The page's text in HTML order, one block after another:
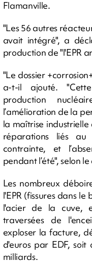
Flamanville.
"Les 56 autres
avait intégré", a
production de "l'EPR
"Le dossier
a-t-il ajouté.
production
l’amélioration de la
la maîtrise
réparations liés
contrainte, et
pendant l’été", selon
Les nombreux
l'EPR (fissures dans
l'acier de la cuve,
traversées de
exploser la facture,
d'euros par EDF,
milliards.